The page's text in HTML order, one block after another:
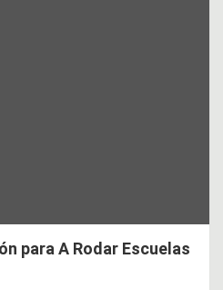
para A Rodar Escuelas